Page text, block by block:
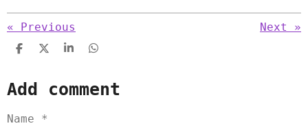
« Previous Next »
S
r
e
S
S
r
e
S
r
e
Add comment
Name *